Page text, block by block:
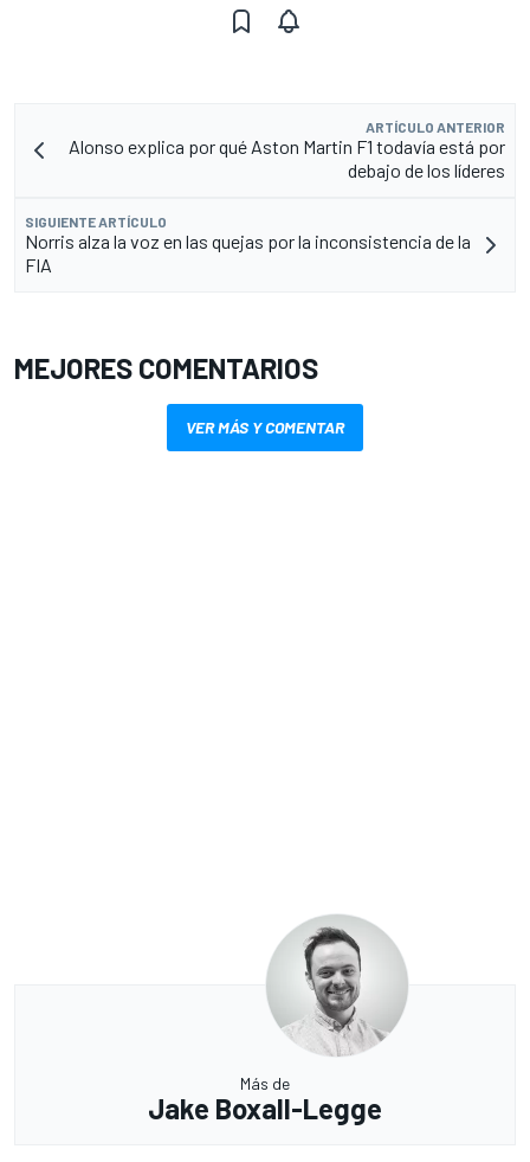
ARTÍCULO ANTERIOR
Alonso explica por qué Aston Martin F1 todavía está por
debajo de los líderes
SIGUIENTE ARTÍCULO
Norris alza la voz en las quejas por la inconsistencia de la
FIA
MEJORES COMENTARIOS
VER MÁS Y COMENTAR
Más de
Jake Boxall-Legge